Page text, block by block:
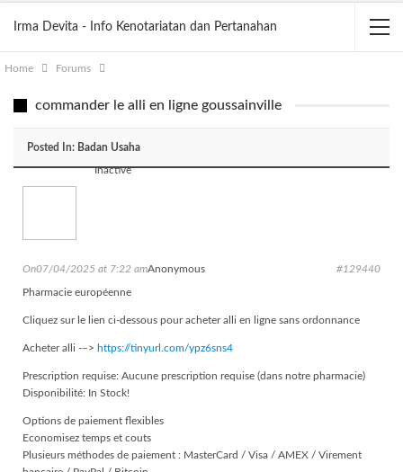
Irma Devita - Info Kenotariatan dan Pertanahan
Home Forums
commander le alli en ligne goussainville
Posted In: Badan Usaha
Inactive
Anonymous
On07/04/2025 at 7:22 am #129440
Pharmacie européenne
Cliquez sur le lien ci-dessous pour acheter alli en ligne sans ordonnance
Acheter alli -–> https://tinyurl.com/ypz6sns4
Prescription requise: Aucune prescription requise (dans notre pharmacie)
Disponibilité: In Stock!
Options de paiement flexibles
Economisez temps et couts
Plusieurs méthodes de paiement : MasterCard / Visa / AMEX / Virement